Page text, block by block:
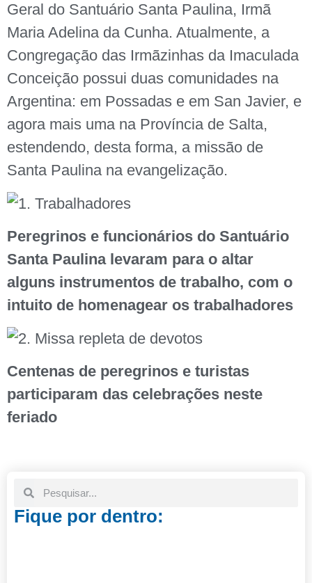
Geral do Santuário Santa Paulina, Irmã
Maria Adelina da Cunha. Atualmente, a
Congregação das Irmãzinhas da Imaculada
Conceição possui duas comunidades na
Argentina: em Possadas e em San Javier, e
agora mais uma na Província de Salta,
estendendo, desta forma, a missão de
Santa Paulina na evangelização.
Peregrinos e funcionários do Santuário
Santa Paulina levaram para o altar
alguns instrumentos de trabalho, com o
intuito de homenagear os trabalhadores
Centenas de peregrinos e turistas
participaram das celebrações neste
feriado
Fique por dentro: